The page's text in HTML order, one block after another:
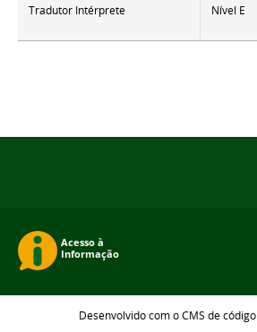
Tradutor Intérprete
Nível E
Desenvolvido com o CMS de